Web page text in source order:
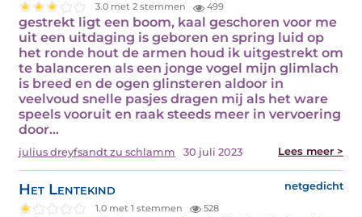
3.0 met 2 stemmen 499
gestrekt ligt een boom, kaal geschoren voor me
uit een uitdaging is geboren en spring luid op
het ronde hout de armen houd ik uitgestrekt om
te balanceren als een jonge vogel mijn glimlach
is breed en de ogen glinsteren aldoor in
veelvoud snelle pasjes dragen mij als het ware
speels vooruit en raak steeds meer in vervoering
door…
julius dreyfsandt zu schlamm 30 juli 2023 Lees meer >
Het Lentekind netgedicht
1.0 met 1 stemmen 528